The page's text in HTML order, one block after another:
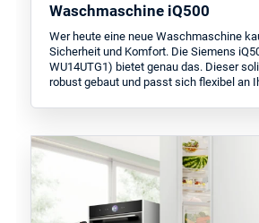
Waschmaschine iQ500
Wer heute eine neue Waschmaschine
Sicherheit und Komfort. Die Siemens
WU14UTG1) bietet genau das. Dieser
robust gebaut und passt sich flexibel an